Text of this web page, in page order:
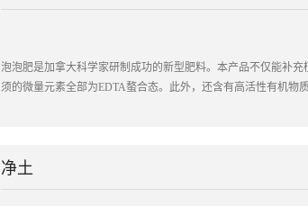
泡泡肥是加拿大科学家研制成功的新型肥料。本产品不仅能补
须的微量元素全部为EDTA螯合态。此外，还含有高活性有机物质
净土